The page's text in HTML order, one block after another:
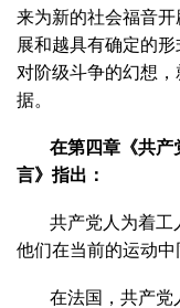
来为新的社会福音
展和越具有确定的
对阶级斗争的幻想
据。
在第四章《共产
言》指出：
共产党人为着工
他们在当前的运动中
在法国，共产党